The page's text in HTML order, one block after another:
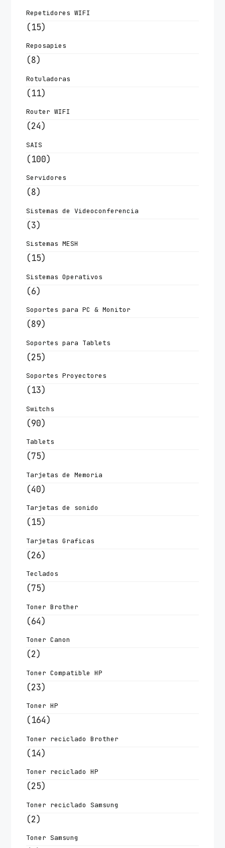
Repetidores WIFI
(15)
Reposapies
(8)
Rotuladoras
(11)
Router WIFI
(24)
SAIS
(100)
Servidores
(8)
Sistemas de Videoconferencia
(3)
Sistemas MESH
(15)
Sistemas Operativos
(6)
Soportes para PC & Monitor
(89)
Soportes para Tablets
(25)
Soportes Proyectores
(13)
Switchs
(90)
Tablets
(75)
Tarjetas de Memoria
(40)
Tarjetas de sonido
(15)
Tarjetas Graficas
(26)
Teclados
(75)
Toner Brother
(64)
Toner Canon
(2)
Toner Compatible HP
(23)
Toner HP
(164)
Toner reciclado Brother
(14)
Toner reciclado HP
(25)
Toner reciclado Samsung
(2)
Toner Samsung